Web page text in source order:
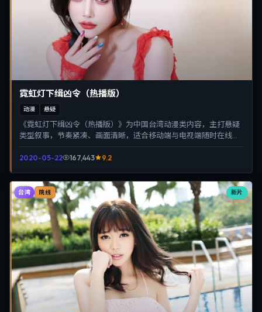
霓虹灯下缉凶令（热播版）
动漫 悬疑
《霓虹灯下缉凶令（热播版）》为中国台湾动漫类内容，主打悬疑
类型叙事，节奏紧凑、画面清晰，适合移动端与电视端随时在线观
2020-05-22 167,443 9.2
新片
台湾 院线